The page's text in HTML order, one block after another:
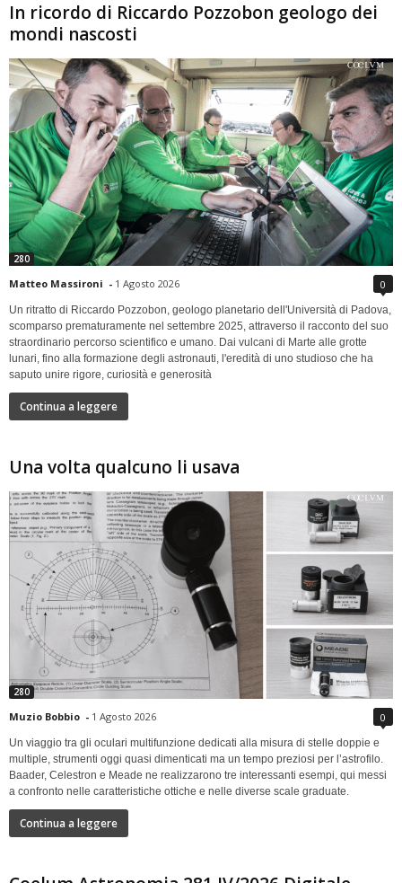
In ricordo di Riccardo Pozzobon geologo dei
mondi nascosti
280
Matteo Massironi - 1 Agosto 2026 0
Un ritratto di Riccardo Pozzobon, geologo planetario dell'Università di Padova,
scomparso prematuramente nel settembre 2025, attraverso il racconto del suo
straordinario percorso scientifico e umano. Dai vulcani di Marte alle grotte
lunari, fino alla formazione degli astronauti, l'eredità di uno studioso che ha
saputo unire rigore, curiosità e generosità
Continua a leggere
Una volta qualcuno li usava
280
Muzio Bobbio - 1 Agosto 2026 0
Un viaggio tra gli oculari multifunzione dedicati alla misura di stelle doppie e
multiple, strumenti oggi quasi dimenticati ma un tempo preziosi per l’astrofilo.
Baader, Celestron e Meade ne realizzarono tre interessanti esempi, qui messi
a confronto nelle caratteristiche ottiche e nelle diverse scale graduate.
Continua a leggere